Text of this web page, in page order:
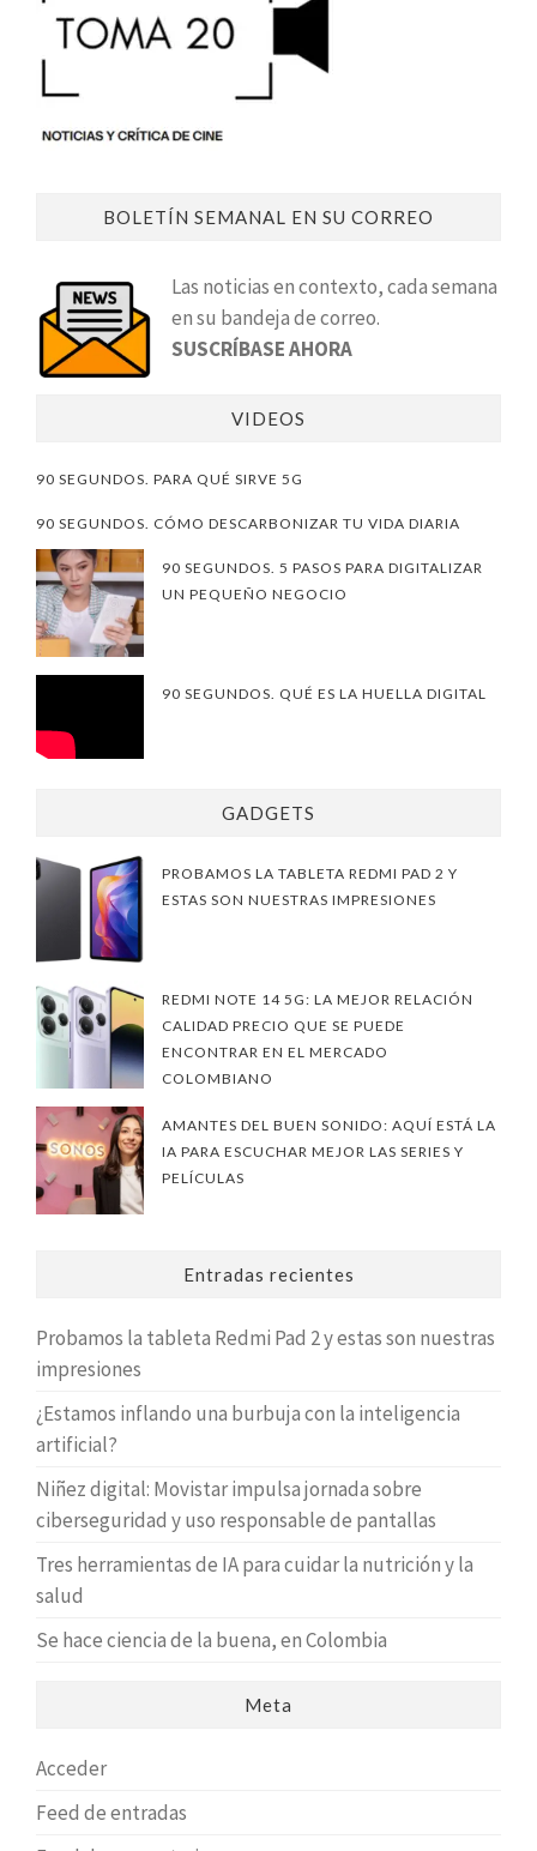
BOLETÍN SEMANAL EN SU CORREO
Las noticias en contexto, cada semana
en su bandeja de correo.
SUSCRÍBASE AHORA
VIDEOS
90 SEGUNDOS. PARA QUÉ SIRVE 5G
90 SEGUNDOS. CÓMO DESCARBONIZAR TU VIDA DIARIA
90 SEGUNDOS. 5 PASOS PARA DIGITALIZAR
UN PEQUEÑO NEGOCIO
90 SEGUNDOS. QUÉ ES LA HUELLA DIGITAL
GADGETS
PROBAMOS LA TABLETA REDMI PAD 2 Y
ESTAS SON NUESTRAS IMPRESIONES
REDMI NOTE 14 5G: LA MEJOR RELACIÓN
CALIDAD PRECIO QUE SE PUEDE
ENCONTRAR EN EL MERCADO
COLOMBIANO
AMANTES DEL BUEN SONIDO: AQUÍ ESTÁ LA
IA PARA ESCUCHAR MEJOR LAS SERIES Y
PELÍCULAS
Entradas recientes
Probamos la tableta Redmi Pad 2 y estas son nuestras
impresiones
¿Estamos inflando una burbuja con la inteligencia
artificial?
Niñez digital: Movistar impulsa jornada sobre
ciberseguridad y uso responsable de pantallas
Tres herramientas de IA para cuidar la nutrición y la
salud
Se hace ciencia de la buena, en Colombia
Meta
Acceder
Feed de entradas